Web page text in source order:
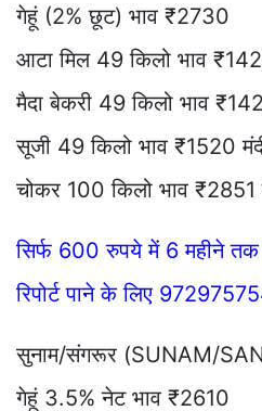
गेहूं (2% छूट) भाव ₹2730
आटा मिल 49 किलो भाव
मैदा बेकरी 49 किलो भाव
सूजी 49 किलो भाव ₹1520
चोकर 100 किलो भाव ₹2851
सिर्फ 600 रुपये में 6 महीने
रिपोर्ट पाने के लिए
सुनाम/संगरूर (SUNAM/
गेहूं 3.5% नेट भाव ₹2610